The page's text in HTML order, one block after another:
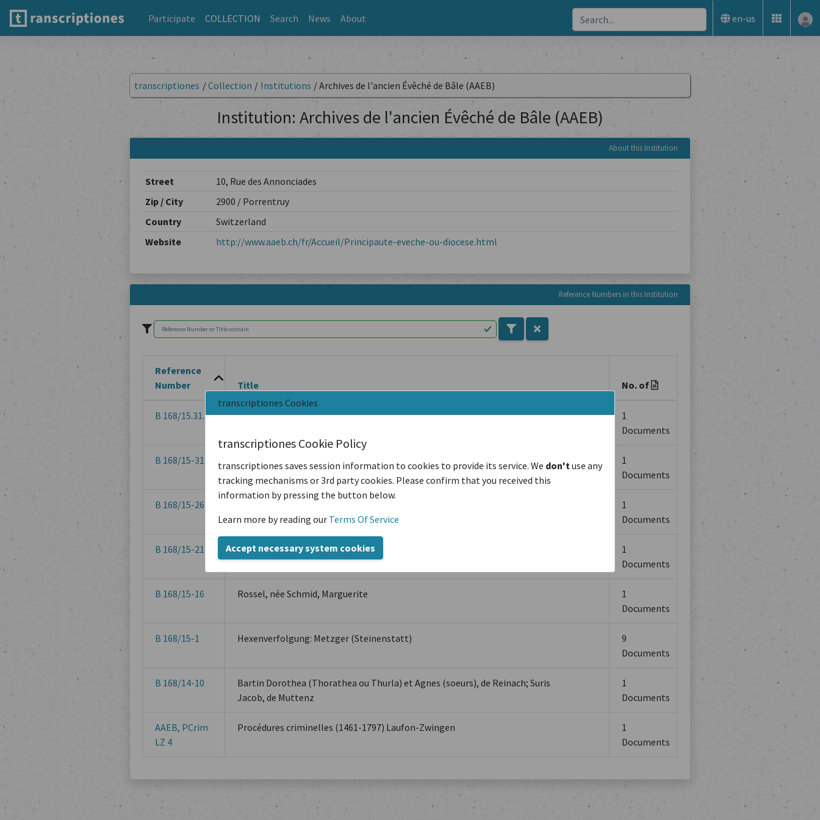
Participate COLLECTION Search News About en-us
transcriptiones Cookies
transcriptiones Cookie Policy
transcriptiones saves session information to cookies to provide its service. We don't use any
tracking mechanisms or 3rd party cookies. Please confirm that you received this
information by pressing the button below.
Learn more by reading our Terms Of Service
Accept necessary system cookies
transcriptiones /Collection / Institutions /Archives de l'ancien Évêché de Bâle (AAEB)
Institution: Archives de l'ancien Évêché de Bâle (AAEB)
About this Institution
Street
10, Rue des Annonciades
Zip / City
2900 / Porrentruy
Country
Switzerland
Website
http://www.aaeb.ch/fr/Accueil/Principaute-eveche-ou-diocese.html
Reference Numbers in this Institution
Reference
Number
Title No. of
B 168/15.31.1
Lettre du maître-bourgeois de Büren au bailli de l'Évêché pour dénoncer les deux
1
Documents
B 168/15-31.2 Aveux des deux femmes, prisonnières au château d'Erguël
1
Documents
B 168/15-26
Goldenfels, 1610.08.11
1
Documents
B 168/15-21
Hexenverfolgung - Brief des Hofs von Pruntrut an den Landvogten von Delsberg
betreffend zweier verdächtigen Frauen
1
Documents
B 168/15-16 Rossel, née Schmid, Marguerite
1
Documents
B 168/15-1 Hexenverfolgung: Metzger (Steinenstatt)
9
Documents
B 168/14-10
Bartin Dorothea (Thorathea ou Thurla) et Agnes (soeurs), de Reinach; Suris
Jacob, de Muttenz
1
Documents
AAEB, PCrim
LZ 4
Procédures criminelles (1461-1797) Laufon-Zwingen
1
Documents